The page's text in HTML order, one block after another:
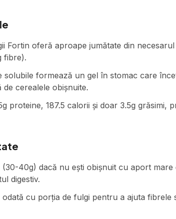
Fortin oferă aproape jumătate din
fibre).
formează un gel în stomac care
cerealele obișnuite.
proteine, 187.5 calorii și doar 3.5g grăsimi,
(30-40g) dacă nu ești obișnuit cu aport
digestiv.
cu porția de fulgi pentru a ajuta fibrele